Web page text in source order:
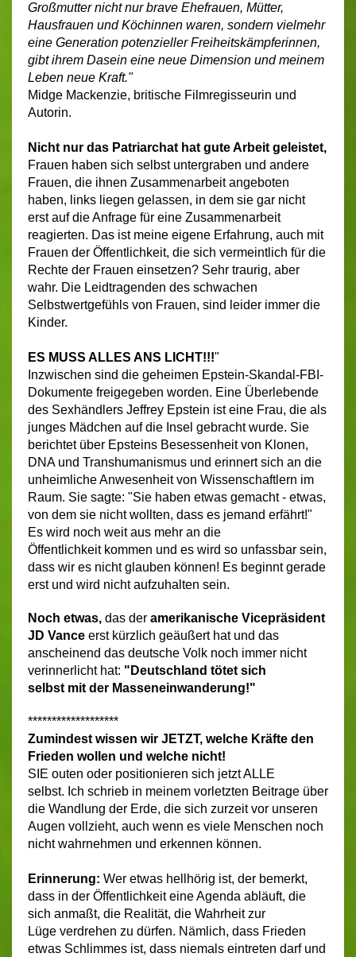
Großmutter nicht nur brave Ehefrauen, Mütter,
Hausfrauen und Köchinnen waren, sondern vielmehr
eine Generation potenzieller Freiheitskämpferinnen,
gibt ihrem Dasein eine neue Dimension und meinem
Leben neue Kraft."
Midge Mackenzie, britische Filmregisseurin und
Autorin.
Nicht nur das Patriarchat hat gute Arbeit geleistet,
Frauen haben sich selbst untergraben und andere
Frauen, die ihnen Zusammenarbeit angeboten
haben, links liegen gelassen, in dem sie gar nicht
erst auf die Anfrage für eine Zusammenarbeit
reagierten. Das ist meine eigene Erfahrung, auch mit
Frauen der Öffentlichkeit, die sich vermeintlich für die
Rechte der Frauen einsetzen? Sehr traurig, aber
wahr. Die Leidtragenden des schwachen
Selbstwertgefühls von Frauen, sind leider immer die
Kinder.
ES MUSS ALLES ANS LICHT!!!"
Inzwischen sind die geheimen Epstein-Skandal-FBI-
Dokumente freigegeben worden. Eine Überlebende
des Sexhändlers Jeffrey Epstein ist eine Frau, die als
junges Mädchen auf die Insel gebracht wurde. Sie
berichtet über Epsteins Besessenheit von Klonen,
DNA und Transhumanismus und erinnert sich an die
unheimliche Anwesenheit von Wissenschaftlern im
Raum. Sie sagte: "Sie haben etwas gemacht - etwas,
von dem sie nicht wollten, dass es jemand erfährt!"
Es wird noch weit aus mehr an die
Öffentlichkeit kommen und es wird so unfassbar sein,
dass wir es nicht glauben können! Es beginnt gerade
erst und wird nicht aufzuhalten sein.
Noch etwas, das der amerikanische Vicepräsident
JD Vance erst kürzlich geäußert hat und das
anscheinend das deutsche Volk noch immer nicht
verinnerlicht hat: "Deutschland tötet sich
selbst mit der Masseneinwanderung!"
*******************
Zumindest wissen wir JETZT, welche Kräfte den
Frieden wollen und welche nicht!
SIE outen oder positionieren sich jetzt ALLE
selbst. Ich schrieb in meinem vorletzten Beitrage über
die Wandlung der Erde, die sich zurzeit vor unseren
Augen vollzieht, auch wenn es viele Menschen noch
nicht wahrnehmen und erkennen können.
Erinnerung: Wer etwas hellhörig ist, der bemerkt,
dass in der Öffentlichkeit eine Agenda abläuft, die
sich anmaßt, die Realität, die Wahrheit zur
Lüge verdrehen zu dürfen. Nämlich, dass Frieden
etwas Schlimmes ist, dass niemals eintreten darf und